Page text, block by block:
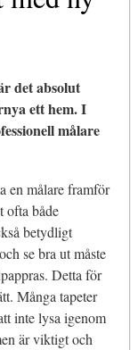
det absolut
ett hem. I
målare
en målare framför
ofta både
betydligt
se bra ut måste
Detta för
Många tapeter
inte lysa igenom
är viktigt och